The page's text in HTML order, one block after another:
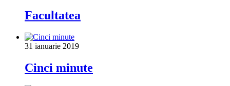
Facultatea
31 ianuarie 2019
Cinci minute